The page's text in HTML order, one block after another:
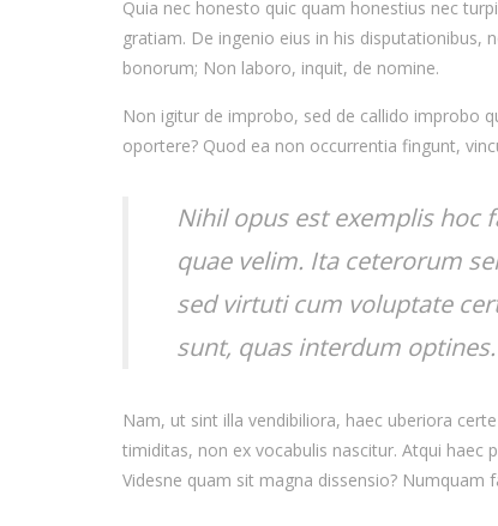
Quia nec honesto quic quam honestius nec
gratiam. De ingenio eius in his disputationibus,
bonorum; Non laboro, inquit, de nomine.
Non igitur de improbo, sed de callido improbo
oportere? Quod ea non occurrentia fingunt,
Nihil opus est exemplis hoc
quae velim. Ita ceterorum
sed virtuti cum voluptate
sunt, quas interdum optines.
Nam, ut sint illa vendibiliora, haec uberiora
timiditas, non ex vocabulis nascitur. Atqui
Videsne quam sit magna dissensio? Numquam